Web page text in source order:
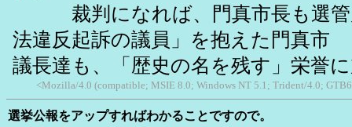
裁判になれば、門真市長も選管
法違反起訴の議員」を抱えた門真
議長達も、「歴史の名を残す」栄誉
<Mozilla/4.0 (compatible; MSIE 8.0; Windows NT 5.1; Trident/4.0;
選挙公報をアップすればわかることですので。